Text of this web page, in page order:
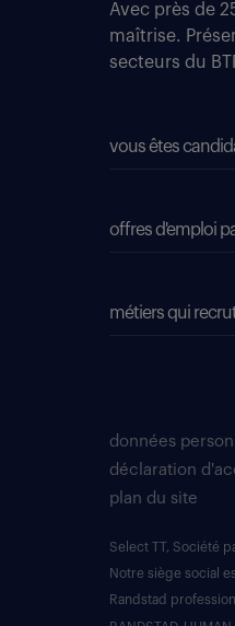
Avec près de
maîtrise.
secteurs du
vous êtes
offres d'emploi
métiers qui
données
déclaration
plan du site
Select TT, Société
Notre siège social
Randstad